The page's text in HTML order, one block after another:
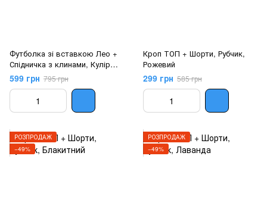
Футболка зі вставкою Лео +
Спідничка з клинами, Кулір
Лео
599 грн 795 грн
Кроп ТОП + Шорти, Рубчик,
Рожевий
299 грн 585 грн
РОЗПРОДАЖ
−49%
РОЗПРОДАЖ
−49%